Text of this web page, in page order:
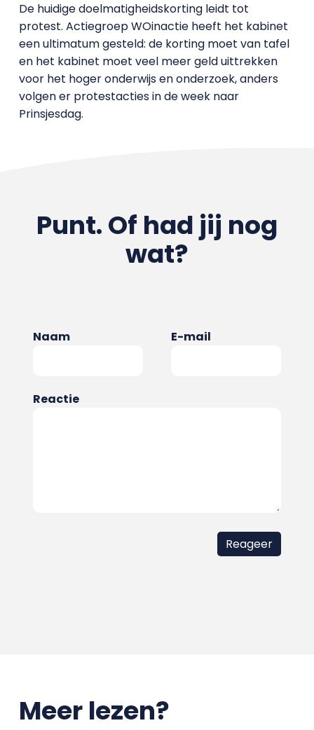
De huidige doelmatigheidskorting leidt tot
protest. Actiegroep WOinactie heeft het kabinet
een ultimatum gesteld: de korting moet van tafel
en het kabinet moet veel meer geld uittrekken
voor het hoger onderwijs en onderzoek, anders
volgen er protestacties in de week naar
Prinsjesdag.
Punt. Of had jij nog
wat?
Naam E-mail
Reactie
Meer lezen?